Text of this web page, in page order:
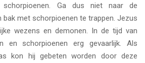
Ga dus niet naar de
bak met schorpioenen te trappen. Jezus
wezens en demonen. In de tijd van
en schorpioenen erg gevaarlijk. Als
kon hij gebeten worden door deze